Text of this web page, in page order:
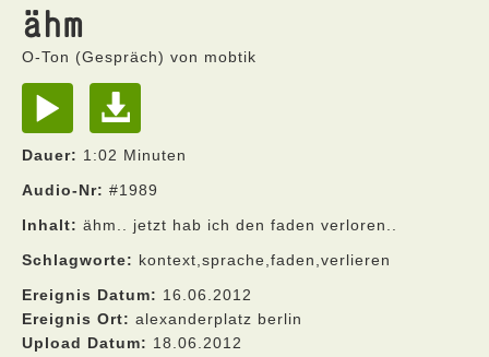
ähm
O-Ton (Gespräch) von mobtik
Dauer: 1:02 Minuten
Audio-Nr: #1989
Inhalt: ähm.. jetzt hab ich den faden verloren..
Schlagworte: kontext,sprache,faden,verlieren
Ereignis Datum: 16.06.2012
Ereignis Ort: alexanderplatz berlin
Upload Datum: 18.06.2012